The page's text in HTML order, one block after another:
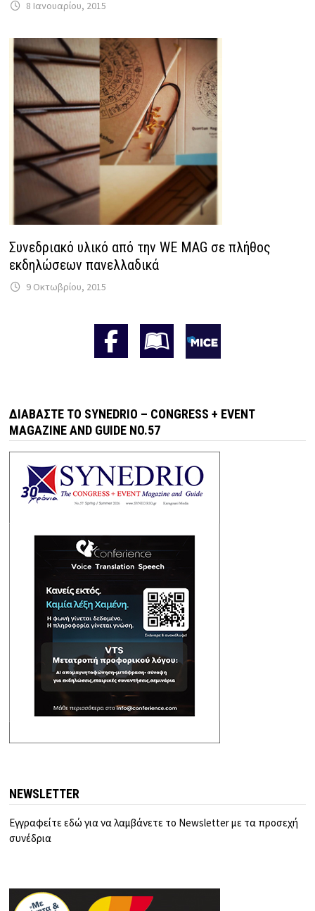
8 Ιανουαρίου, 2015
Συνεδριακό υλικό από την WE MAG σε πλήθος
εκδηλώσεων πανελλαδικά
9 Οκτωβρίου, 2015
ΔΙΑΒΆΣΤΕ ΤΟ SYNEDRIO – CONGRESS + EVENT
MAGAZINE AND GUIDE NO.57
NEWSLETTER
Εγγραφείτε εδώ για να λαμβάνετε το Newsletter με τα προσεχή
συνέδρια